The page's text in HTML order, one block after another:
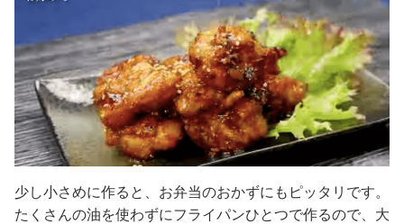
少し小さめに作ると、お弁当のおかずにもピッタリです。
たくさんの油を使わずにフライパンひとつで作るので、大